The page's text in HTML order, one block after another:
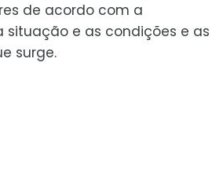
de acordo com a
situação e as condições e as
surge.